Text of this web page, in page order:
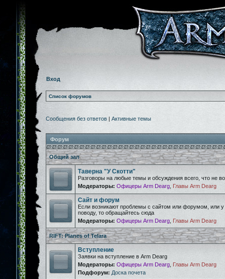
Вход
Список форумов
Сообщения без ответов | Активные темы
Форум
Общий зал
Таверна "У Скотти"
Разговоры на любые темы и обсуждения всего, что не
Модераторы: Офицеры Arm Dearg Главы Arm Dearg
Сайт и форум
Если возникают проблемы с сайтом или форумом, или у
поводу, то обращайтесь сюда
Модераторы: Офицеры Arm Dearg Главы Arm Dearg
RIFT: Planes of Telara
Вступление
Заявки на вступление в Arm Dearg
Модераторы: Офицеры Arm Dearg Главы Arm Dearg
Подфорум: Доска почета